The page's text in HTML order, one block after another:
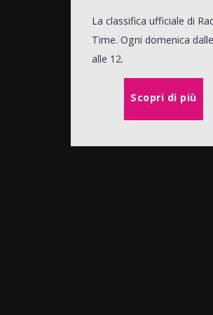
La classifica ufficiale di
Time. Ogni domenica
alle 12.
Scopri di più